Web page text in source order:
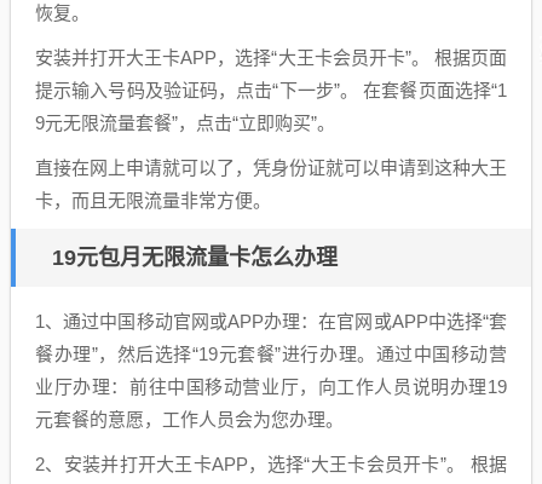
恢复。
安装并打开大王卡APP，选择“大王卡会员开卡”。 根据页面
提示输入号码及验证码，点击“下一步”。 在套餐页面选择“1
9元无限流量套餐”，点击“立即购买”。
直接在网上申请就可以了，凭身份证就可以申请到这种大王
卡，而且无限流量非常方便。
19元包月无限流量卡怎么办理
1、通过中国移动官网或APP办理：在官网或APP中选择“套
餐办理”，然后选择“19元套餐”进行办理。通过中国移动营
业厅办理：前往中国移动营业厅，向工作人员说明办理19
元套餐的意愿，工作人员会为您办理。
2、安装并打开大王卡APP，选择“大王卡会员开卡”。 根据